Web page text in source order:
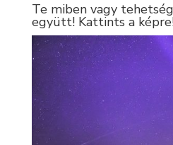
Te miben vagy
együtt! Kattints a